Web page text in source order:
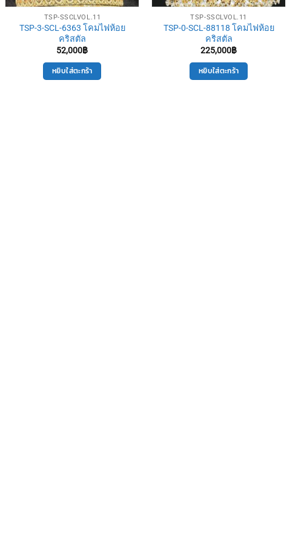
TSP-SSCLVOL.11
TSP-3-SCL-6363 โคมไฟห้อย
คริสตัล
52,000฿
หยิบใส่ตะกร้า
TSP-SSCLVOL.11
TSP-0-SCL-88118 โคมไฟห้อย
คริสตัล
225,000฿
หยิบใส่ตะกร้า